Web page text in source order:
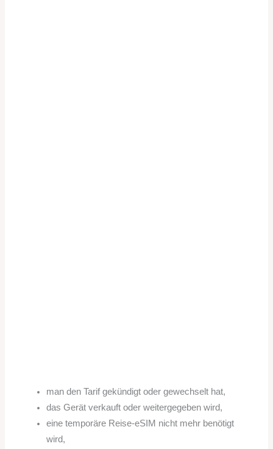
man den Tarif gekündigt oder gewechselt hat,
das Gerät verkauft oder weitergegeben wird,
eine temporäre Reise-eSIM nicht mehr benötigt
wird,